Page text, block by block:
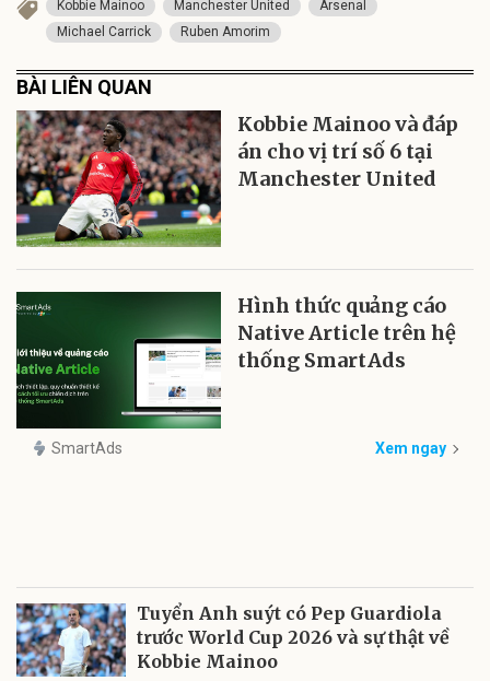
Kobbie Mainoo Manchester United
Arsenal
Michael Carrick
Ruben Amorim
BÀI LIÊN QUAN
Kobbie Mainoo và đáp
án cho vị trí số 6 tại
Manchester United
Hình thức quảng cáo
Native Article trên hệ
thống SmartAds
SmartAds Xem ngay
Tuyển Anh suýt có Pep Guardiola
trước World Cup 2026 và sự thật về
Kobbie Mainoo